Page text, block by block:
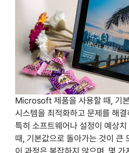
Microsoft 제품을 사용할 때, 기
시스템을 최적화하고 문제를 해
특히 소프트웨어나 설정이 예상
때, 기본값으로 돌아가는 것이 큰